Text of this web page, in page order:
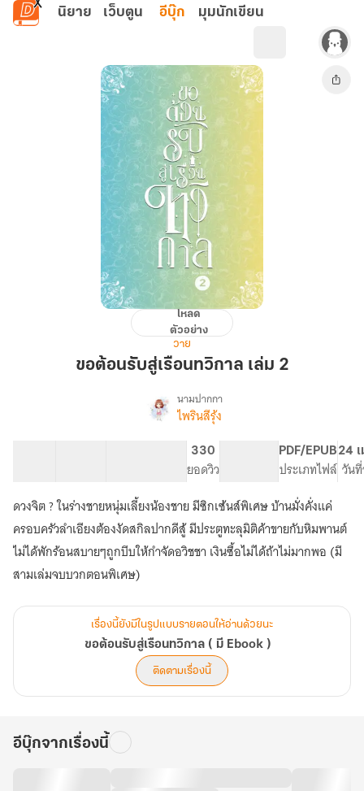
ข้ามไปยังเนื้อหาหลัก
นิยาย เว็บตูน อีบุ๊ก มุมนักเขียน
ต้อนรับ
สู่
โหลด
ตัวอย่าง
วาย
ขอต้อนรับสู่เรือนทวิกาล เล่ม 2
เรื่อง
ต้อนรับ
สู่
เรือน
ทวิ
กาล
(
มี
Ebook
นามปากกา
ไพรินสีรุ้ง
330
ยอดวิว
PDF/EPUB
ประเภทไฟล์
24
วัน
ดวงจิต ? ในร่างชายหนุ่มเลี้ยงน้องชาย มีซิกเซ้นส์พิเศษ บ้านมั่งคั่งแค่
ครอบครัวลำเอียงต้องงัดสกิลปากดีสู้ มีประตูทะลุมิติค้าขายกับหิมพานต์
ไม่ได้พักร้อนสบายๆถูกบีบให้กำจัดอวิชชา เงินซื้อไม่ได้ถ้าไม่มากพอ (มี
สามเล่มจบบวกตอนพิเศษ)
เรื่องนี้ยังมีในรูปแบบรายตอนให้อ่านด้วยนะ
ขอต้อนรับสู่เรือนทวิกาล ( มี Ebook )
ติดตามเรื่องนี้
อีบุ๊กจากเรื่องนี้